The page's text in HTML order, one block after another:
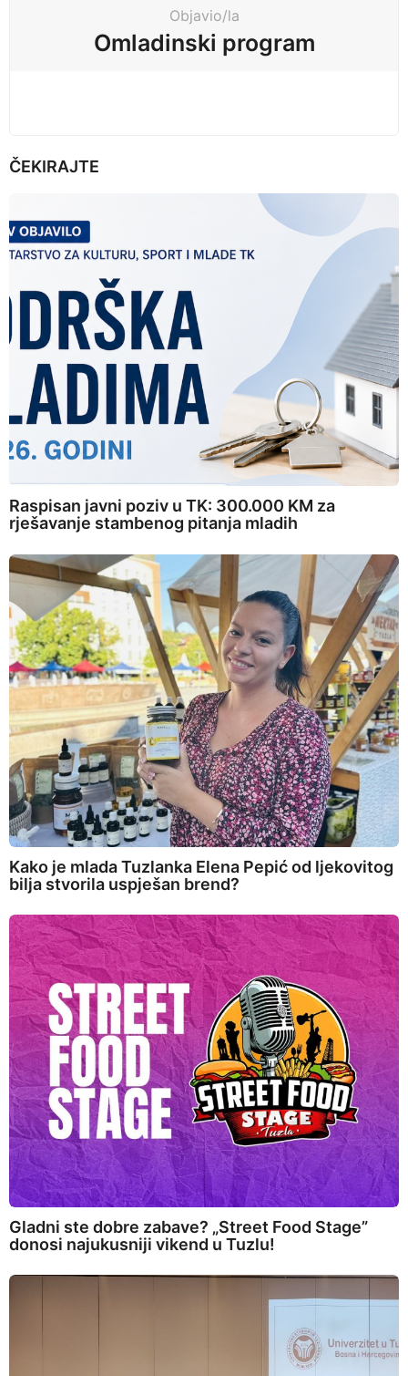
Objavio/la
Omladinski program
ČEKIRAJTE
Raspisan javni poziv u TK: 300.000 KM za
rješavanje stambenog pitanja mladih
Kako je mlada Tuzlanka Elena Pepić od ljekovitog
bilja stvorila uspješan brend?
Gladni ste dobre zabave? „Street Food Stage”
donosi najukusniji vikend u Tuzlu!